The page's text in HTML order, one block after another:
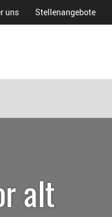
uns Stellenangebote
alt